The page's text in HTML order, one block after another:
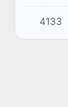
12-
4133